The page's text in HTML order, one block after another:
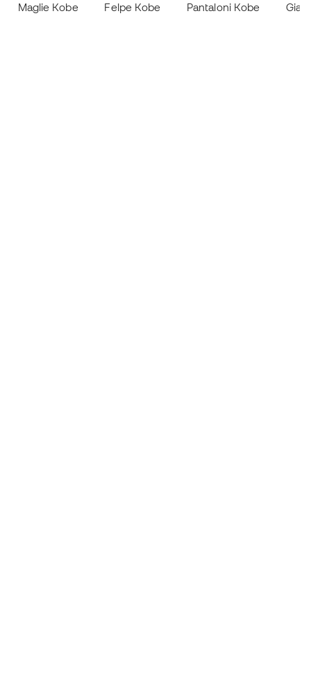
Maglie Kobe Felpe Kobe Pantaloni Kobe